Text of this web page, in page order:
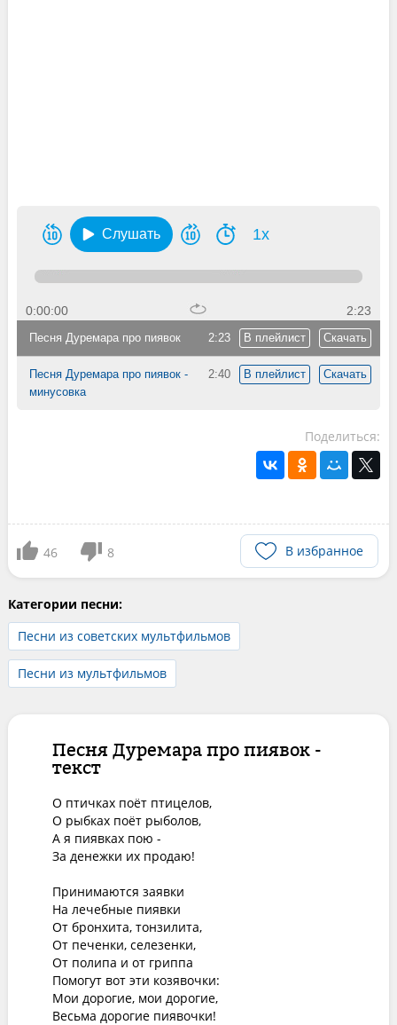
Слушать 1x
0:00:00 2:23
2:23 В плейлист Скачать
Песня Дуремара про пиявок
2:40 В плейлист Скачать
Песня Дуремара про пиявок -
минусовка
Поделиться:
46 8 В избранное
Категории песни:
Песни из советских мультфильмов
Песни из мультфильмов
Песня Дуремара про пиявок -
текст
О птичках поёт птицелов,
О рыбках поёт рыболов,
А я пиявках пою -
За денежки их продаю!
Принимаются заявки
На лечебные пиявки
От бронхита, тонзилита,
От печенки, селезенки,
От полипа и от гриппа
Помогут вот эти козявочки:
Мои дорогие, мои дорогие,
Весьма дорогие пиявочки!